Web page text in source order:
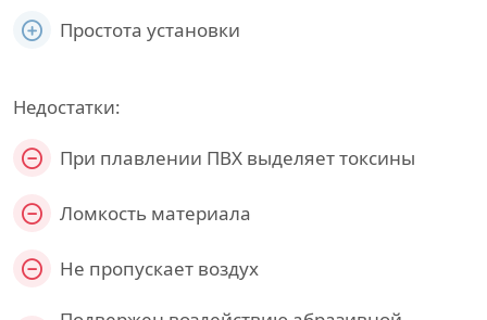
Простота установки
Недостатки:
При плавлении ПВХ выделяет токсины
Ломкость материала
Не пропускает воздух